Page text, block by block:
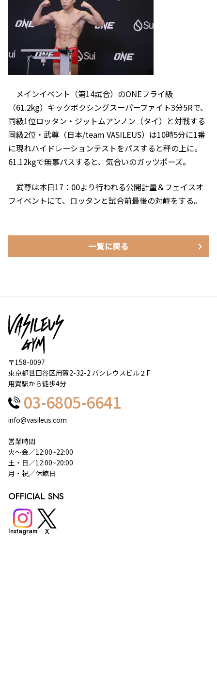
メインイベント（第14試合）のONEフライ級
（61.2kg）キックボクシングスーパーファイト3分5Rで、
同級1位ロッタン・ジットムアンノン（タイ）と対戦する
同級2位・武尊（日本/team VASILEUS）は10時5分に1番
に現れハイドレーションテストをパスすると秤の上に。
61.12kgで無事パスすると、気合いのガッツポーズ。
武尊は本日17：00より行われる公開計量＆フェイスオ
フイベントにて、ロッタンと試合前最後の対峙をする。
一覧に戻る
〒158-0097
東京都世田谷区用賀2-32-2 バシレウスビル２F
用賀駅から徒歩4分
03-6805-6641
info@vasileus.com
営業時間
火～金／12:00~22:00
土・日／12:00~20:00
月・祝／休館日
OFFICIAL SNS
Instagram X